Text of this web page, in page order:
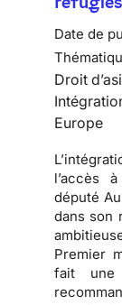
Date de
Droit
Europe
l’accès
député
dans son
Premier
fait